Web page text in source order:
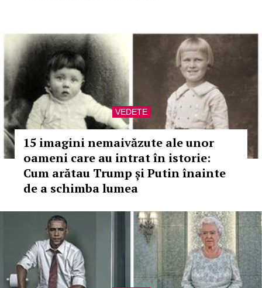
VEDETE
15 imagini nemaivăzute ale unor
oameni care au intrat în istorie:
Cum arătau Trump și Putin înainte
de a schimba lumea